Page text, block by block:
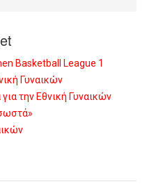
Basketball League 1
Γυναικών
την Εθνική Γυναικών